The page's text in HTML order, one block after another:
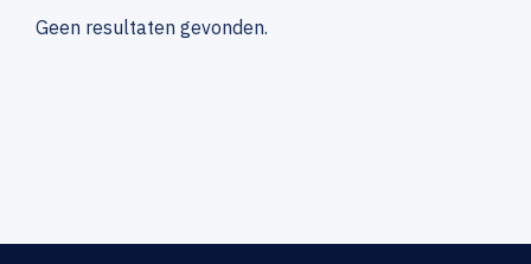
Geen resultaten gevonden.